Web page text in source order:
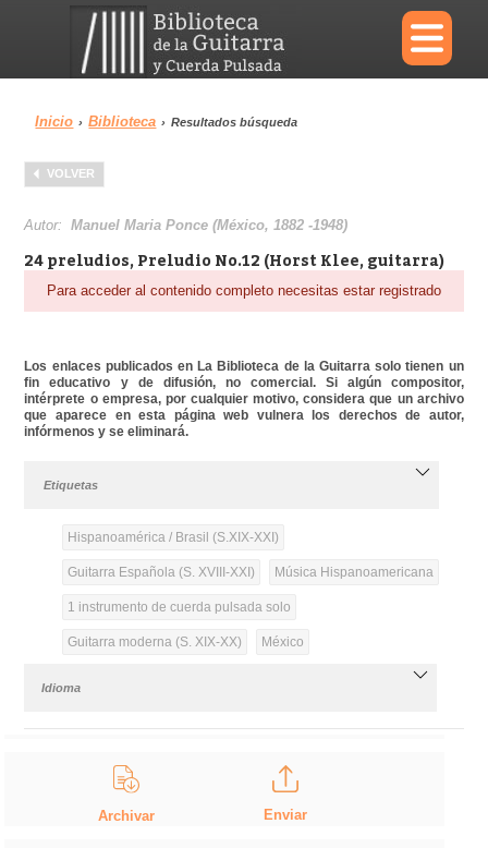
×
Menu
Biblioteca Diccionario
Inicio › Biblioteca › Resultados búsqueda
VOLVER
Autor:Manuel Maria Ponce (México, 1882 -1948)
24 preludios, Preludio No.12 (Horst Klee, guitarra)
Para acceder al contenido completo necesitas estar registrado
Los enlaces publicados en La Biblioteca de la Guitarra solo tienen un
fin educativo y de difusión, no comercial. Si algún compositor,
intérprete o empresa, por cualquier motivo, considera que un archivo
que aparece en esta página web vulnera los derechos de autor,
infórmenos y se eliminará.
Etiquetas
Hispanoamérica / Brasil (S.XIX-XXI)
Guitarra Española (S. XVIII-XXI) Música Hispanoamericana
1 instrumento de cuerda pulsada solo
Guitarra moderna (S. XIX-XX) México
Idioma
Archivar Enviar